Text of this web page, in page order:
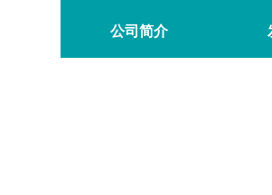
公司简介